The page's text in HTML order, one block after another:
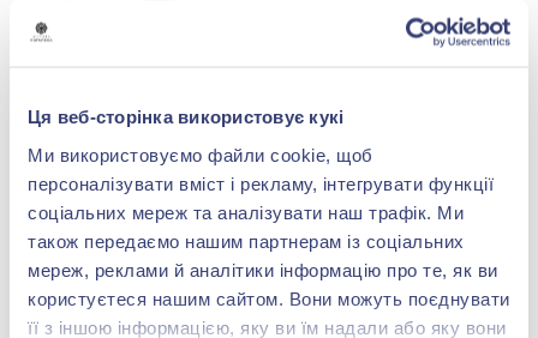
Ця веб-сторінка використовує кукі
Ми використовуємо файли cookie, щоб
персоналізувати вміст і рекламу, інтегрувати функції
соціальних мереж та аналізувати наш трафік. Ми
також передаємо нашим партнерам із соціальних
мереж, реклами й аналітики інформацію про те, як ви
користуєтеся нашим сайтом. Вони можуть поєднувати
її з іншою інформацією, яку ви їм надали або яку вони
чорним Оніксом зі
9560197ч
19 877,00 грн
11 926,20 грн
(арт. 9560197ч)
Купити